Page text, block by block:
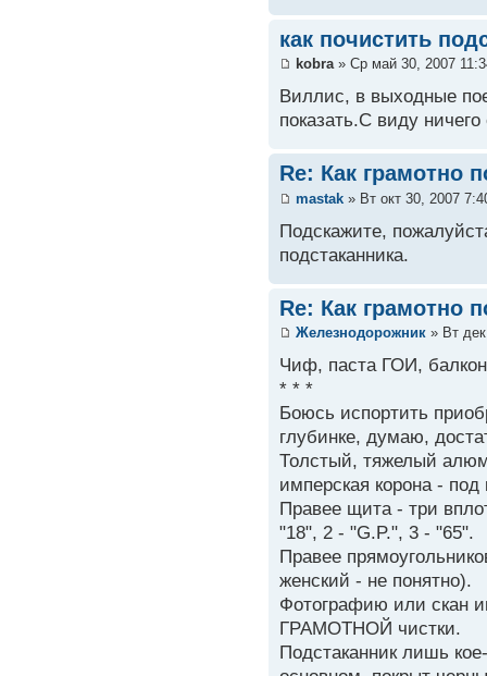
как почистить
kobra» Ср май 30, 2007
Виллис, в выходные
показать.С виду ничего
Re: Как грамотно
mastak » Вт окт 30, 2007
Подскажите,
подстаканника.
Re: Как грамотно
Железнодорожник » Вт
Чиф, паста ГОИ,
* * *
Боюсь испортить
глубинке, думаю,
Толстый, тяжелый
имперская корона -
Правее щита - три
"18", 2 - "G.P.", 3 - "65".
Правее
женский - не понятно).
Фотографию или скан
ГРАМОТНОЙ чистки.
Подстаканник лишь